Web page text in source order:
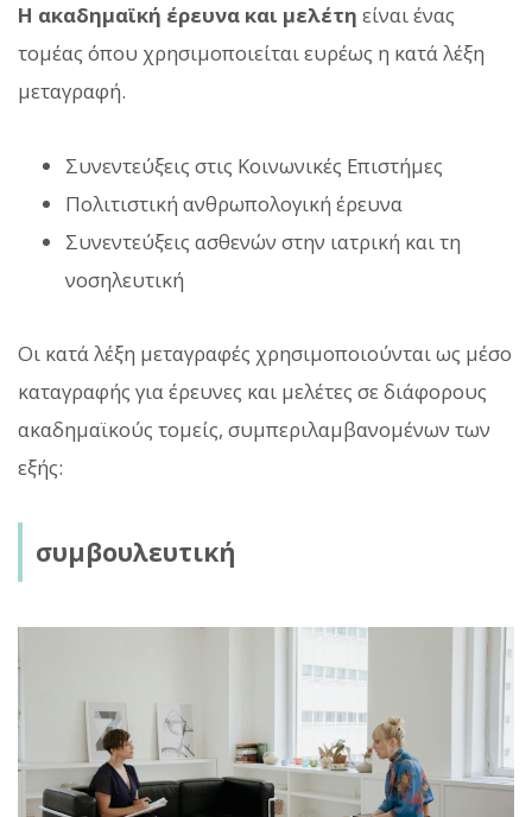
Η ακαδημαϊκή έρευνα και μελέτη είναι ένας
τομέας όπου χρησιμοποιείται ευρέως η κατά λέξη
μεταγραφή.
Συνεντεύξεις στις Κοινωνικές Επιστήμες
Πολιτιστική ανθρωπολογική έρευνα
Συνεντεύξεις ασθενών στην ιατρική και τη
νοσηλευτική
Οι κατά λέξη μεταγραφές χρησιμοποιούνται ως μέσο
καταγραφής για έρευνες και μελέτες σε διάφορους
ακαδημαϊκούς τομείς, συμπεριλαμβανομένων των
εξής:
συμβουλευτική